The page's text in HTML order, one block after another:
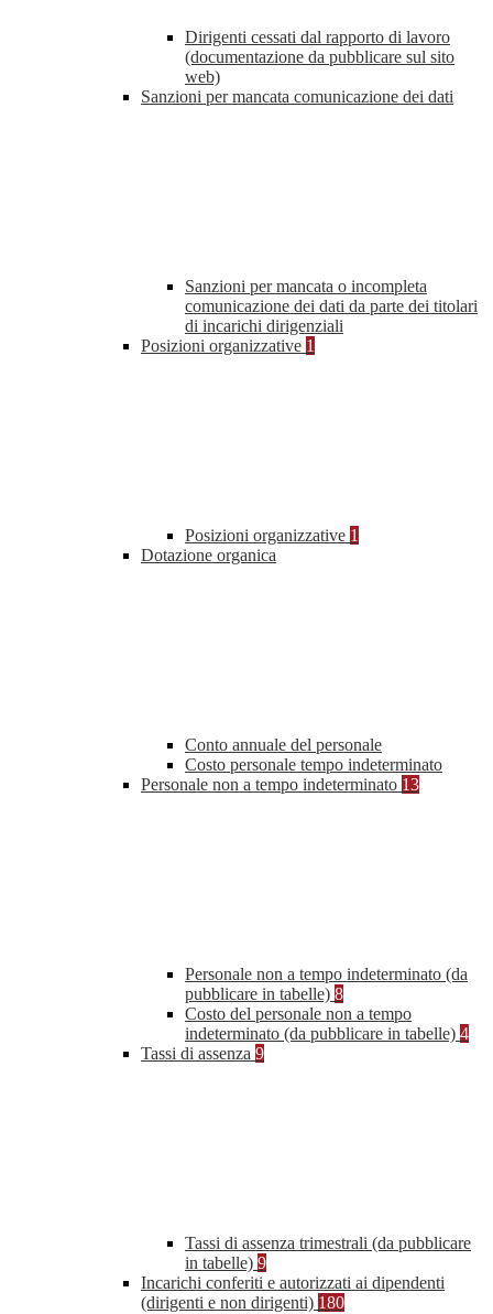
Dirigenti cessati dal rapporto di lavoro
(documentazione da pubblicare sul sito
web)
Sanzioni per mancata comunicazione dei dati
Sanzioni per mancata o incompleta
comunicazione dei dati da parte dei titolari
di incarichi dirigenziali
Posizioni organizzative 1
Posizioni organizzative 1
Dotazione organica
Conto annuale del personale
Costo personale tempo indeterminato
Personale non a tempo indeterminato 13
Personale non a tempo indeterminato (da
pubblicare in tabelle) 8
Costo del personale non a tempo
indeterminato (da pubblicare in tabelle) 4
Tassi di assenza 9
Tassi di assenza trimestrali (da pubblicare
in tabelle) 9
Incarichi conferiti e autorizzati ai dipendenti
(dirigenti e non dirigenti) 180